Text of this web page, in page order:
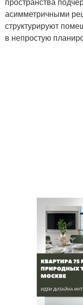
асимметричными
структурируют
в непростую